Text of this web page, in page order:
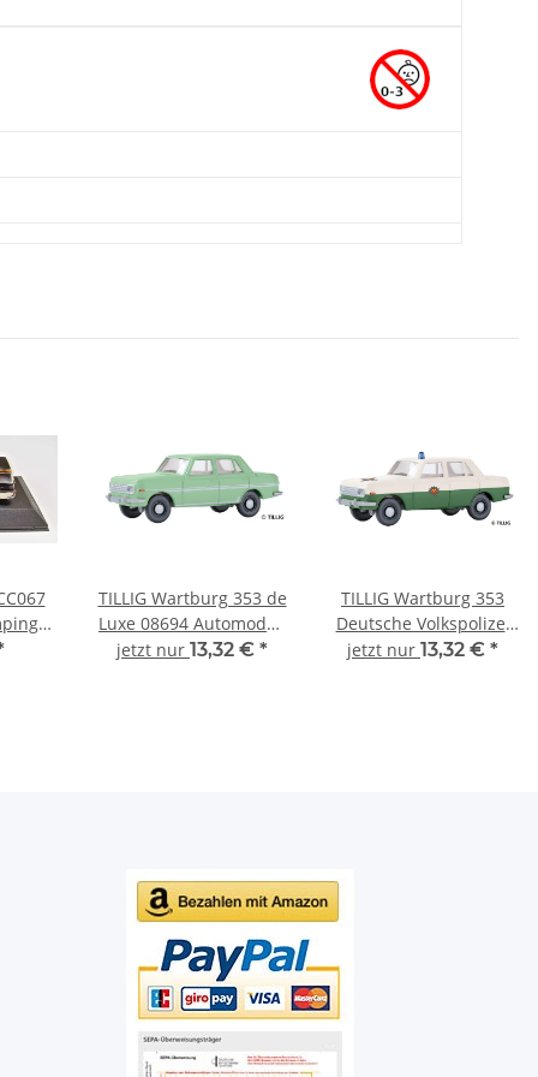
TILLIG Wartburg 353 de
Luxe 08694 Automodell
1:120
jetzt nur 13,32 € *
TILLIG Wartburg 353
Deutsche Volkspolizei
08695 Automodell
jetzt nur 13,32 € *